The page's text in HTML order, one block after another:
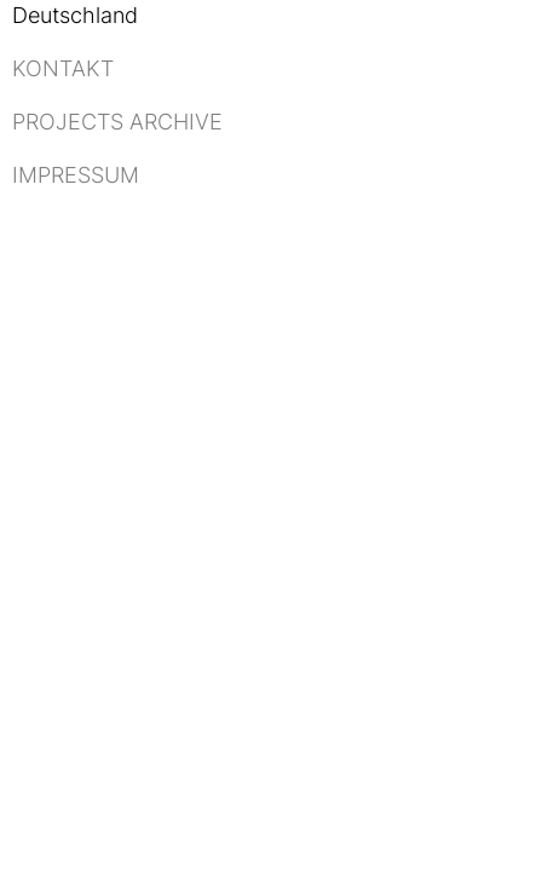
Deutschland
KONTAKT
PROJECTS ARCHIVE
IMPRESSUM